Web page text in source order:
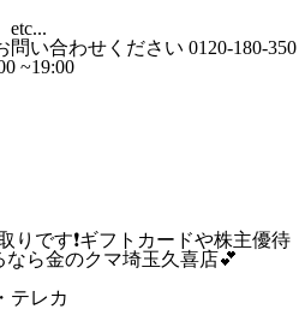
りです❗ギフトカードや株主優待
ら金のクマ埼玉久喜店💕
テレカ